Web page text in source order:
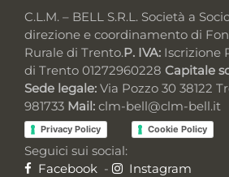
C.L.M. – BELL S.R.L. Società a
direzione e coordinamento di
Rurale di Trento.P. IVA: Iscrizione
di Trento 01272960228 Capitale
Sede legale: Via Pozzo 30 38122
981733 Mail: clm-bell@clm-bell.it
Privacy Policy Cookie Policy
Seguici sui social:
Facebook - Instagram